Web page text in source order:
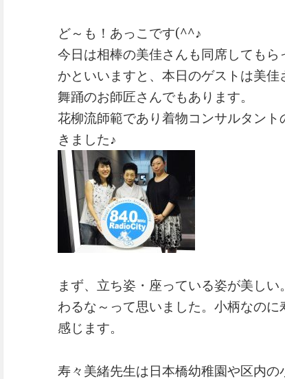
ど～も！あっこです(^^♪
今日は相棒の美佳さんも同席しても
かといいますと、本日のゲストは美
舞踊のお師匠さんでもあります。
花柳流師範であり着物コンサルタン
きました♪
まず、立ち姿・座っている姿が美し
わるな～って思いました。小柄なの
感じます。
寿々美緒先生は日本橋幼稚園や区内